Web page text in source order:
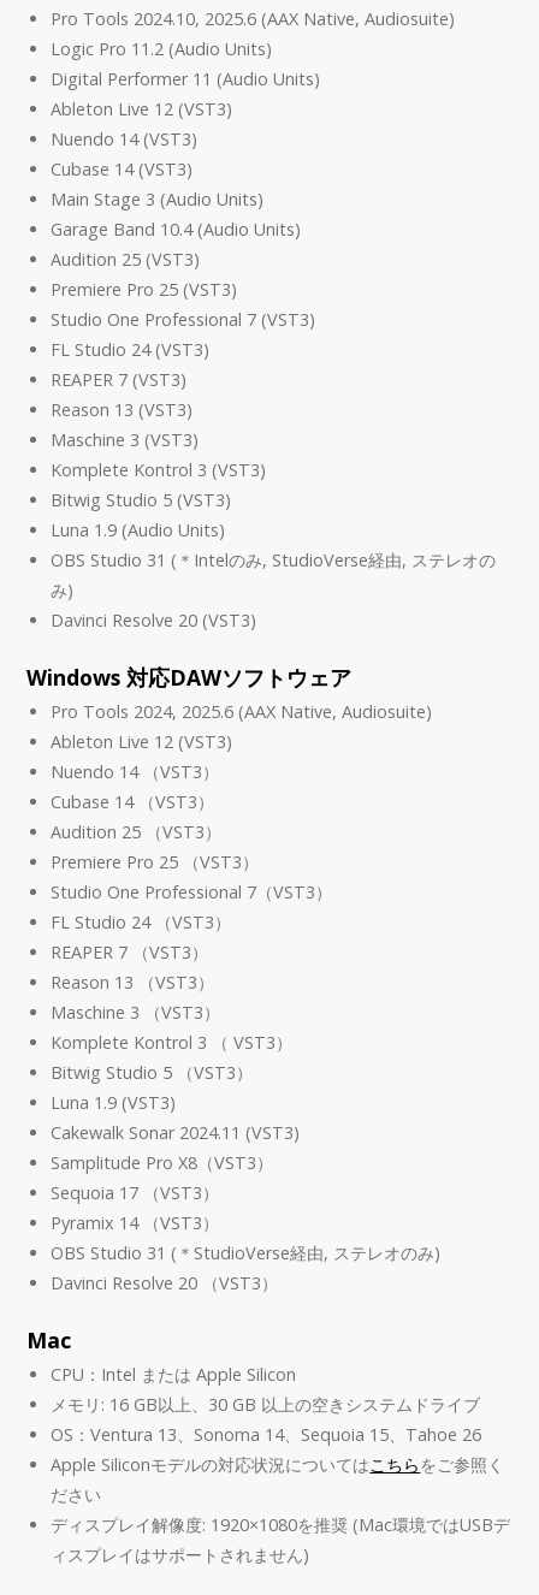
Pro Tools 2024.10, 2025.6 (AAX Native, Audiosuite)
Logic Pro 11.2 (Audio Units)
Digital Performer 11 (Audio Units)
Ableton Live 12 (VST3)
Nuendo 14 (VST3)
Cubase 14 (VST3)
Main Stage 3 (Audio Units)
Garage Band 10.4 (Audio Units)
Audition 25 (VST3)
Premiere Pro 25 (VST3)
Studio One Professional 7 (VST3)
FL Studio 24 (VST3)
REAPER 7 (VST3)
Reason 13 (VST3)
Maschine 3 (VST3)
Komplete Kontrol 3 (VST3)
Bitwig Studio 5 (VST3)
Luna 1.9 (Audio Units)
OBS Studio 31 (＊Intelのみ, StudioVerse経由, ステレオの
み)
Davinci Resolve 20 (VST3)
Windows 対応DAWソフトウェア
Pro Tools 2024, 2025.6 (AAX Native, Audiosuite)
Ableton Live 12 (VST3)
Nuendo 14 （VST3）
Cubase 14 （VST3）
Audition 25 （VST3）
Premiere Pro 25 （VST3）
Studio One Professional 7（VST3）
FL Studio 24 （VST3）
REAPER 7 （VST3）
Reason 13 （VST3）
Maschine 3 （VST3）
Komplete Kontrol 3 （ VST3）
Bitwig Studio 5 （VST3）
Luna 1.9 (VST3)
Cakewalk Sonar 2024.11 (VST3)
Samplitude Pro X8（VST3）
Sequoia 17 （VST3）
Pyramix 14 （VST3）
OBS Studio 31 (＊StudioVerse経由, ステレオのみ)
Davinci Resolve 20 （VST3）
Mac
CPU：Intel または Apple Silicon
メモリ: 16 GB以上、30 GB 以上の空きシステムドライブ
OS：Ventura 13、Sonoma 14、Sequoia 15、Tahoe 26
Apple Siliconモデルの対応状況についてはこちらをご参照く
ださい
ディスプレイ解像度: 1920×1080を推奨 (Mac環境ではUSBデ
ィスプレイはサポートされません)